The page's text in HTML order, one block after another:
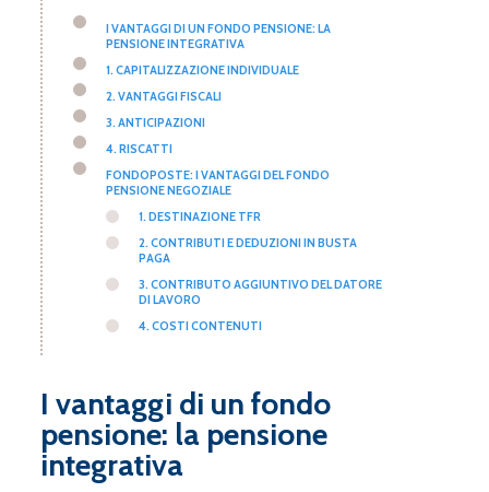
I VANTAGGI DI UN FONDO PENSIONE: LA
PENSIONE INTEGRATIVA
1. CAPITALIZZAZIONE INDIVIDUALE
2. VANTAGGI FISCALI
3. ANTICIPAZIONI
4. RISCATTI
FONDOPOSTE: I VANTAGGI DEL FONDO
PENSIONE NEGOZIALE
1. DESTINAZIONE TFR
2. CONTRIBUTI E DEDUZIONI IN BUSTA
PAGA
3. CONTRIBUTO AGGIUNTIVO DEL DATORE
DI LAVORO
4. COSTI CONTENUTI
I vantaggi di un fondo
pensione: la pensione
integrativa